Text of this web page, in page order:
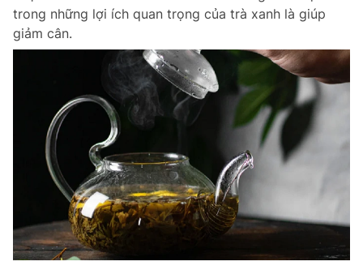
trong những lợi ích quan trọng của trà xanh là giúp
giảm cân.